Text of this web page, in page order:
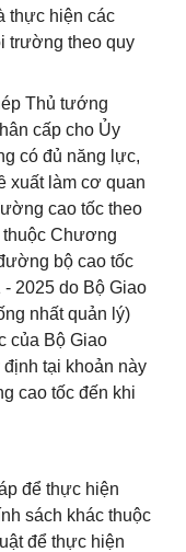
thực hiện các
trường theo quy
Thủ tướng
cấp cho Ủy
có đủ năng lực,
xuất làm cơ quan
cao tốc theo
thuộc Chương
bộ cao tốc
2025 do Bộ Giao
nhất quản lý)
của Bộ Giao
tại khoản này
cao tốc đến khi
để thực hiện
sách khác thuộc
để thực hiện